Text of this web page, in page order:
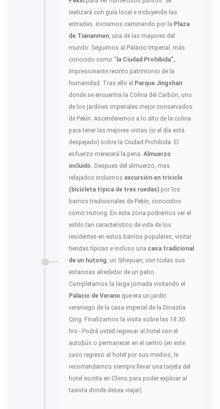
realizará con guía local e incluyendo las
entradas. Iniciamos caminando por la Plaza
de Tiananmen, una de las mayores del
mundo. Seguimos al Palacio Imperial, más
conocido como “ la Ciudad Prohibida”,
impresionante recinto patrimonio de la
humanidad. Tras ello el Parque Jingshan
donde se encuentra la Colina del Carbón, uno
de los jardines imperiales mejor conservados
de Pekín. Ascenderemos a lo alto de la colina
para tener las mejores vistas (si el día está
despejado) sobre la Ciudad Prohibida. El
esfuerzo merecerá la pena. Almuerzo
incluido. Despues del almuerzo, mas
relajados incluimos excursión en triciclo
(bicicleta típica de tres ruedas) por los
barrios tradicionales de Pekín, conocidos
como Hutong. En esta zona podremos ver el
estilo tan característico de vida de los
residentes en estos barrios populares, visitar
tiendas típicas e incluso una casa tradicional
de un hutong, un Siheyuan, con todas sus
estancias alrededor de un patio.
Completamos la larga jornada visitando el
Palacio de Verano que era un jardín
veraniego de la casa imperial de la Dinastía
Qing. Finalizamos la visita sobre las 18.30
hrs.- Podrá usted regresar al hotel con el
autobús o permanecer en el centro (en este
caso regreso al hotel por sus medios, le
recomendamos siempre llevar una tarjeta del
hotel escrita en Chino para poder explicar al
taxista donde desea viajar).